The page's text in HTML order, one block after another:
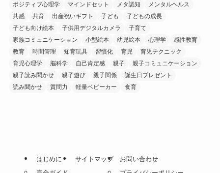
ポジティブ心理学
マインドセット メタ認知
メンタルヘルス
共感
共育 出産祝いギフト 子ども
子どもの成長
子ども向け絵本
子供用デジタルカメラ
子育て
家族コミュニケーション
小型絵本 幼児絵本 心理学
感性教育
教育
時間管理 知育玩具 習慣化 育児
育児テクニック
育児心理学
脳科学 自己肯定感 親子
親子コミュニケーション
親子読み聞かせ
親子遊び 親子関係
誕生日プレゼント
読み聞かせ
質問力 軽量ベビーカー 食育
はじめに
サイトマップ
お問い合わせ